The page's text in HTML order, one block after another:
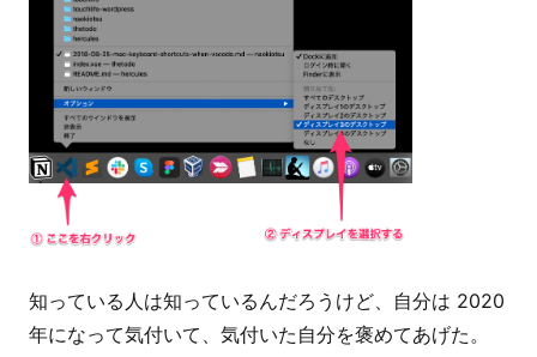
知っている人は知っているんだろうけど、自分は 2020
年になって気付いて、気付いた自分を褒めてあげた。